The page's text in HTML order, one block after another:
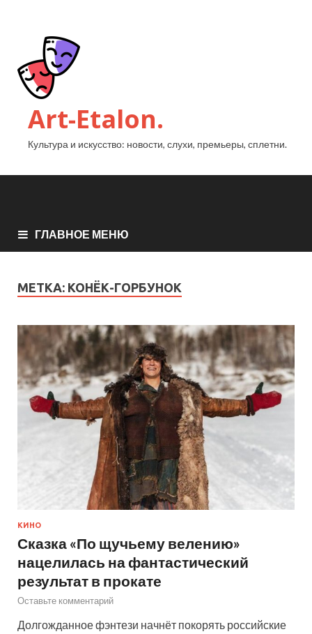
Art-Etalon.
Культура и искусство: новости, слухи, премьеры, сплетни.
ГЛАВНОЕ МЕНЮ
МЕТКА: КОНЁК-ГОРБУНОК
КИНО
Сказка «По щучьему велению»
нацелилась на фантастический
результат в прокате
Оставьте комментарий
Долгожданное фэнтези начнёт покорять российские